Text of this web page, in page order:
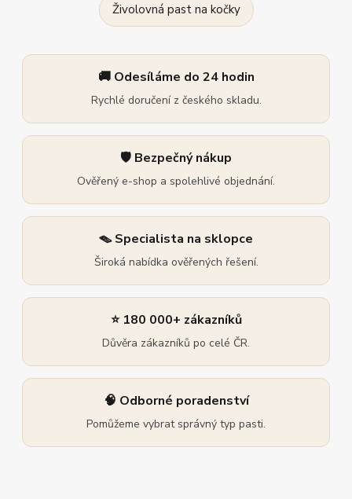
Živolovná past na kočky
🚚 Odesíláme do 24 hodin
Rychlé doručení z českého skladu.
🛡️ Bezpečný nákup
Ověřený e-shop a spolehlivé objednání.
🪤 Specialista na sklopce
Široká nabídka ověřených řešení.
⭐ 180 000+ zákazníků
Důvěra zákazníků po celé ČR.
🧠 Odborné poradenství
Pomůžeme vybrat správný typ pasti.